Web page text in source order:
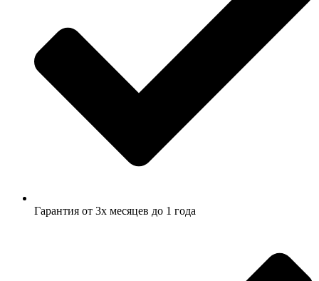
Гарантия от 3х месяцев до 1 года